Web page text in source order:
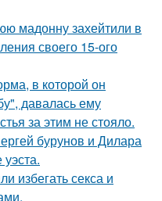
мадонну захейтили в
своего 15-ого
в которой он
давалась ему
за этим не стояло.
бурунов и Дилара
избегать секса и